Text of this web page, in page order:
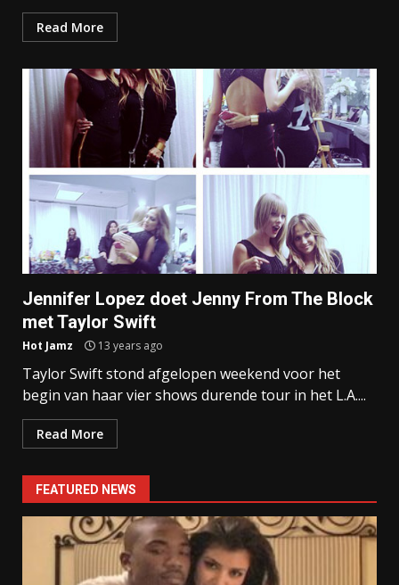
Read More
Jennifer Lopez doet Jenny From The Block
met Taylor Swift
Hot Jamz 13 years ago
Taylor Swift stond afgelopen weekend voor het
begin van haar vier shows durende tour in het L.A....
Read More
FEATURED NEWS